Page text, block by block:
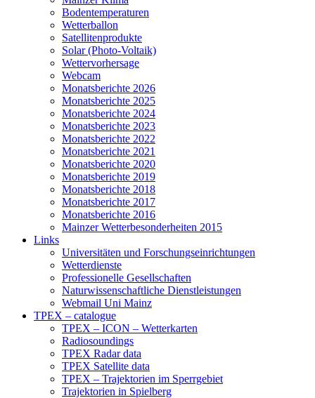
Bodentemperaturen
Wetterballon
Satellitenprodukte
Solar (Photo-Voltaik)
Wettervorhersage
Webcam
Monatsberichte 2026
Monatsberichte 2025
Monatsberichte 2024
Monatsberichte 2023
Monatsberichte 2022
Monatsberichte 2021
Monatsberichte 2020
Monatsberichte 2019
Monatsberichte 2018
Monatsberichte 2017
Monatsberichte 2016
Mainzer Wetterbesonderheiten 2015
Links
Universitäten und Forschungseinrichtungen
Wetterdienste
Professionelle Gesellschaften
Naturwissenschaftliche Dienstleistungen
Webmail Uni Mainz
TPEX – catalogue
TPEX – ICON – Wetterkarten
Radiosoundings
TPEX Radar data
TPEX Satellite data
TPEX – Trajektorien im Sperrgebiet
Trajektorien in Spielberg